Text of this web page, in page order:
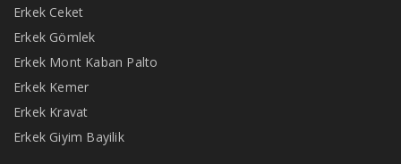
Erkek Ceket
Erkek Gömlek
Erkek Mont Kaban Palto
Erkek Kemer
Erkek Kravat
Erkek Giyim Bayilik